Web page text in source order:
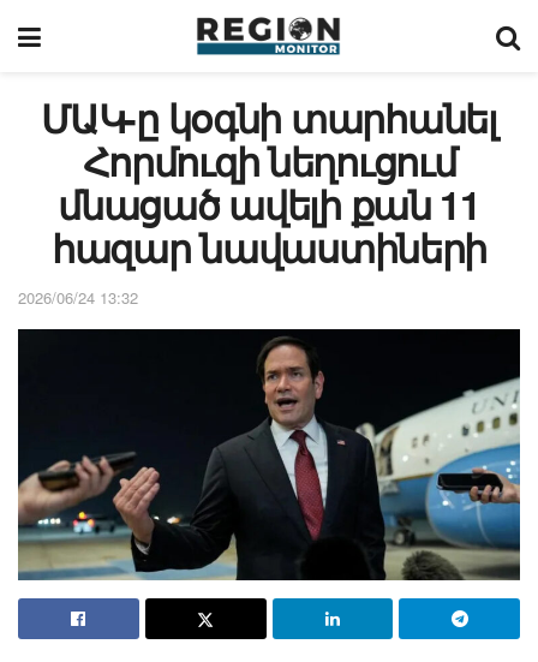
ՄԱԿ-ը կօգնի տարհանել
Հորմուզի նեղուցում
մնացած ավելի քան 11
հազար նավաստիների
2026/06/24 13:32